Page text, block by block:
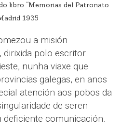
libro “Memorias del Patronato
1935
a misión
dirixida polo escritor
nunha viaxe que
galegas, en anos
atención aos pobos da
de seren
deficiente comunicación.